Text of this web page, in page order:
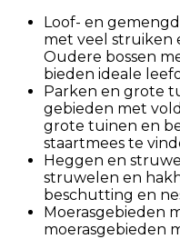
Loof- en
met veel struiken
Oudere bossen
bieden ideale
Parken en grote
gebieden met
grote tuinen en
staartmees te
Heggen en
struwelen en
beschutting en
Moerasgebieden
moerasgebieden